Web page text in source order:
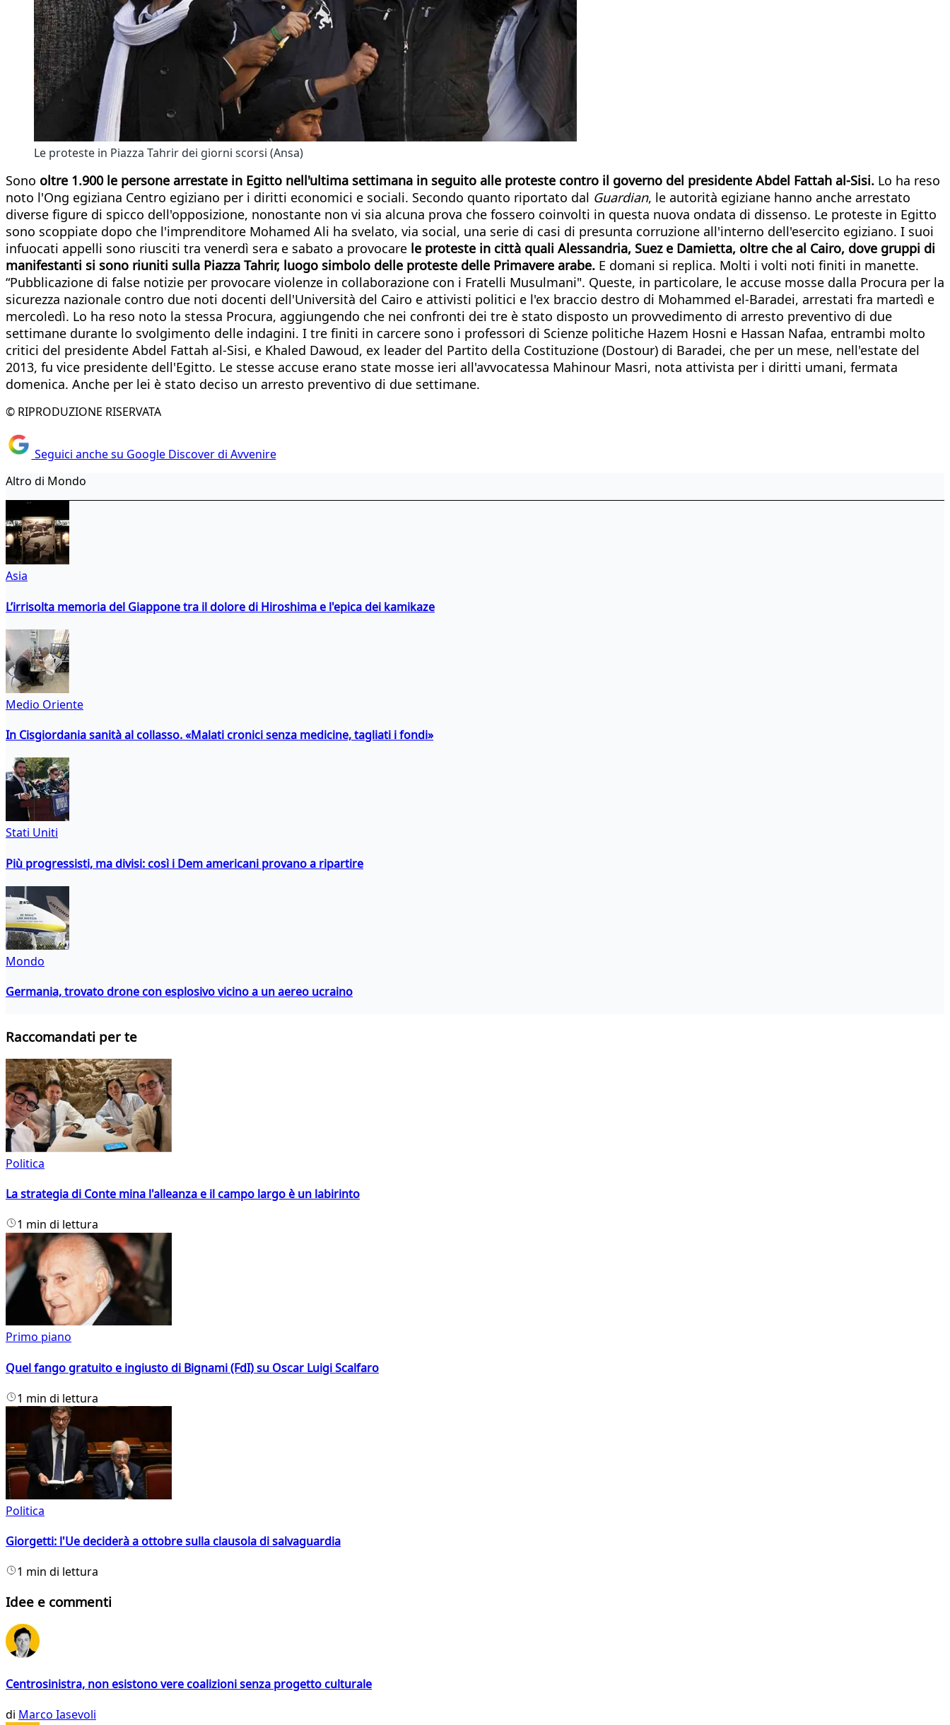
Le proteste in Piazza Tahrir dei giorni scorsi (Ansa)
Sono oltre 1.900 le persone arrestate in Egitto nell'ultima settimana in seguito alle proteste contro il governo del presidente Abdel Fattah al-Sisi. Lo ha reso
noto l'Ong egiziana Centro egiziano per i diritti economici e sociali. Secondo quanto riportato dal Guardian, le autorità egiziane hanno anche arrestato
diverse figure di spicco dell'opposizione, nonostante non vi sia alcuna prova che fossero coinvolti in questa nuova ondata di dissenso. Le proteste in Egitto
sono scoppiate dopo che l'imprenditore Mohamed Ali ha svelato, via social, una serie di casi di presunta corruzione all'interno dell'esercito egiziano. I suoi
infuocati appelli sono riusciti tra venerdì sera e sabato a provocare le proteste in città quali Alessandria, Suez e Damietta, oltre che al Cairo, dove gruppi di
manifestanti si sono riuniti sulla Piazza Tahrir, luogo simbolo delle proteste delle Primavere arabe. E domani si replica. Molti i volti noti finiti in manette.
“Pubblicazione di false notizie per provocare violenze in collaborazione con i Fratelli Musulmani". Queste, in particolare, le accuse mosse dalla Procura per la
sicurezza nazionale contro due noti docenti dell'Università del Cairo e attivisti politici e l'ex braccio destro di Mohammed el-Baradei, arrestati fra martedì e
mercoledì. Lo ha reso noto la stessa Procura, aggiungendo che nei confronti dei tre è stato disposto un provvedimento di arresto preventivo di due
settimane durante lo svolgimento delle indagini. I tre finiti in carcere sono i professori di Scienze politiche Hazem Hosni e Hassan Nafaa, entrambi molto
critici del presidente Abdel Fattah al-Sisi, e Khaled Dawoud, ex leader del Partito della Costituzione (Dostour) di Baradei, che per un mese, nell'estate del
2013, fu vice presidente dell'Egitto. Le stesse accuse erano state mosse ieri all'avvocatessa Mahinour Masri, nota attivista per i diritti umani, fermata
domenica. Anche per lei è stato deciso un arresto preventivo di due settimane.
© RIPRODUZIONE RISERVATA
Seguici anche su Google Discover di Avvenire
Altro di Mondo
Asia
L’irrisolta memoria del Giappone tra il dolore di Hiroshima e l'epica dei kamikaze
Medio Oriente
In Cisgiordania sanità al collasso. «Malati cronici senza medicine, tagliati i fondi»
Stati Uniti
Più progressisti, ma divisi: così i Dem americani provano a ripartire
Mondo
Germania, trovato drone con esplosivo vicino a un aereo ucraino
Raccomandati per te
Politica
La strategia di Conte mina l'alleanza e il campo largo è un labirinto
1 min di lettura
Primo piano
Quel fango gratuito e ingiusto di Bignami (FdI) su Oscar Luigi Scalfaro
1 min di lettura
Politica
Giorgetti: l'Ue deciderà a ottobre sulla clausola di salvaguardia
1 min di lettura
Idee e commenti
Centrosinistra, non esistono vere coalizioni senza progetto culturale
di Marco Iasevoli